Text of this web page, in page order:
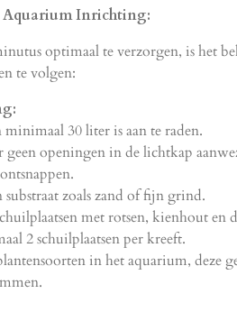
Inrichting:
optimaal te verzorgen, is het
te volgen:
30 liter is aan te raden.
geen openingen in de lichtkap
zoals zand of fijn grind.
met rotsen, kienhout en
2 schuilplaatsen per kreeft.
in het aquarium, deze